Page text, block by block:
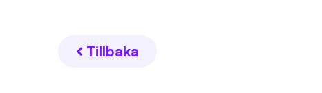
Tillbaka